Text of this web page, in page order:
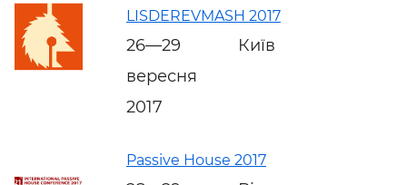
LISDEREVMASH 2017
26—29
вересня
2017
Київ
Passive House 2017